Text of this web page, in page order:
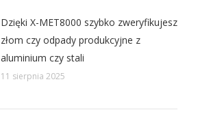
Dzięki X-MET8000 szybko zweryfikujesz
złom czy odpady produkcyjne z
aluminium czy stali
11 sierpnia 2025